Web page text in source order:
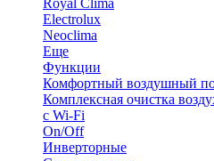
Royal Clima
Electrolux
Neoclima
Еще
Функции
Комфортный воздушный
Комплексная очистка
с Wi-Fi
On/Off
Инверторные